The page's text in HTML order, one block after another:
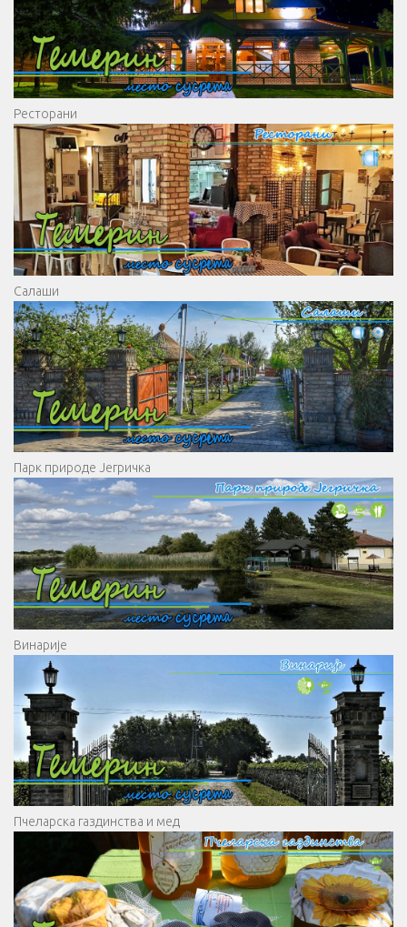
Ресторани
Салаши
Парк природе Јегричка
Винарије
Пчеларска газдинства и мед